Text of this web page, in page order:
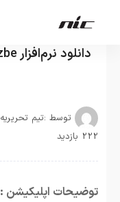
دانلود نرم‌افزار Nozbe برای مک
توسط :تیم تحریریه
222 بازدید
توضیحات اپلیکیشن :